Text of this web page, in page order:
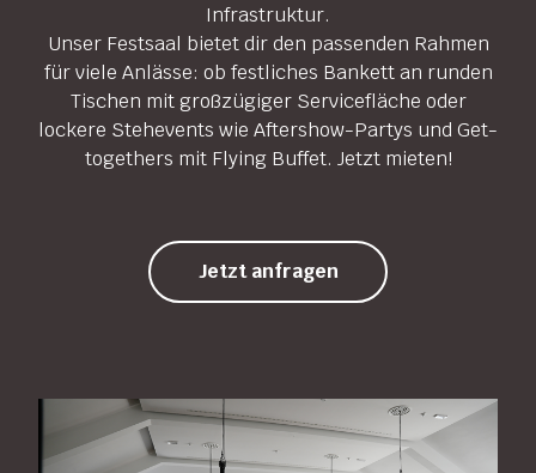
Infrastruktur.
Unser Festsaal bietet dir den passenden Rahmen
für viele Anlässe: ob festliches Bankett an runden
Tischen mit großzügiger Servicefläche oder
lockere Stehevents wie Aftershow-Partys und Get-
togethers mit Flying Buffet. Jetzt mieten!
Jetzt anfragen